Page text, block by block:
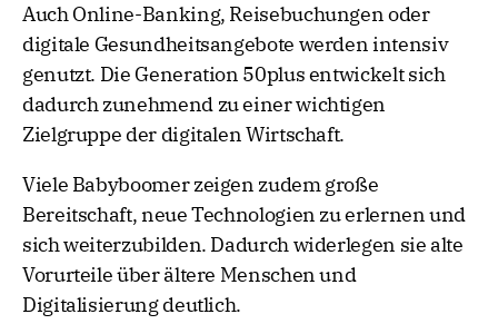
Auch Online-Banking, Reisebuchungen oder
digitale Gesundheitsangebote werden intensiv
genutzt. Die Generation 50plus entwickelt sich
dadurch zunehmend zu einer wichtigen
Zielgruppe der digitalen Wirtschaft.
Viele Babyboomer zeigen zudem große
Bereitschaft, neue Technologien zu erlernen und
sich weiterzubilden. Dadurch widerlegen sie alte
Vorurteile über ältere Menschen und
Digitalisierung deutlich.